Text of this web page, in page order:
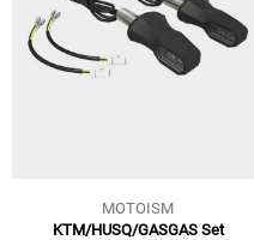
MOTOISM
KTM/HUSQ/GASGAS Set